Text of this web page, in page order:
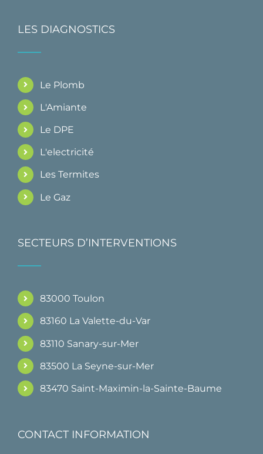
LES DIAGNOSTICS
Le Plomb
L'Amiante
Le DPE
L'electricité
Les Termites
Le Gaz
SECTEURS D’INTERVENTIONS
83000 Toulon
83160 La Valette-du-Var
83110 Sanary-sur-Mer
83500 La Seyne-sur-Mer
83470 Saint-Maximin-la-Sainte-Baume
CONTACT INFORMATION